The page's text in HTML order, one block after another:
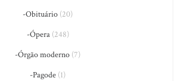
-Obituário (20)
-Ópera(248)
-Órgão moderno (7)
-Pagode (1)